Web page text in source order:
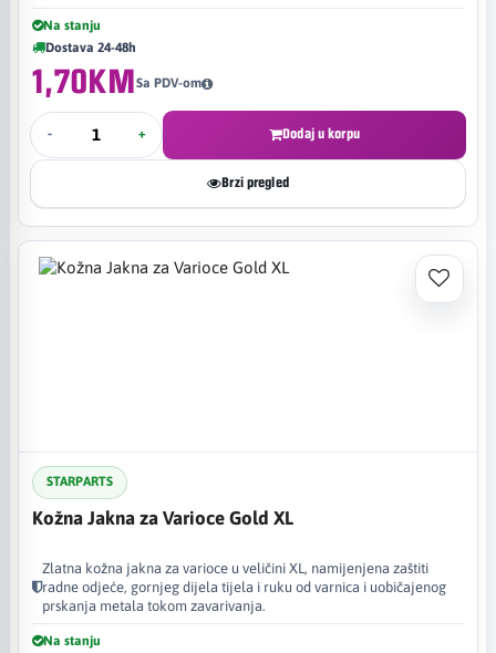
Na stanju
Dostava 24-48h
1,70KMSa PDV-om
- + Dodaj u korpu
Brzi pregled
STARPARTS
Kožna Jakna za Varioce Gold XL
Zlatna kožna jakna za varioce u veličini XL, namijenjena zaštiti
radne odjeće, gornjeg dijela tijela i ruku od varnica i uobičajenog
prskanja metala tokom zavarivanja.
Na stanju